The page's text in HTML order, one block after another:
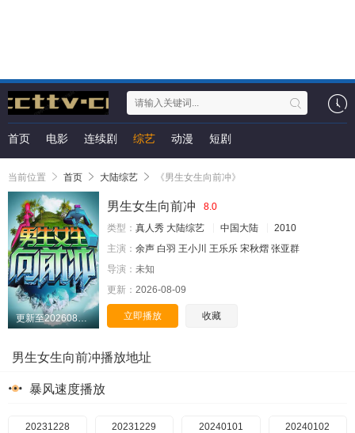
首页 电影 连续剧 综艺 动漫 短剧
当前位置 首页 大陆综艺 《男生女生向前冲》
更新至20260808期
男生女生向前冲
8.0
类型： 真人秀 大陆综艺 中国大陆
2010
主演： 余声 白羽 王小川 王乐乐 宋秋熠 张亚群
导演： 未知
更新： 2026-08-09
立即播放 收藏
男生女生向前冲播放地址
暴风速度播放
20231228 20231229 20240101 20240102